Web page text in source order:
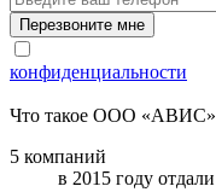
конфиденциальности
Что такое ООО «АВИС»
5 компаний
в 2015 году